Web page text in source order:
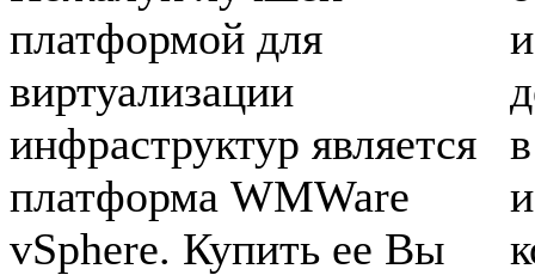
платформой для
виртуализации
инфраструктур является
платформа WMWare
vSphere. Купить ее Вы